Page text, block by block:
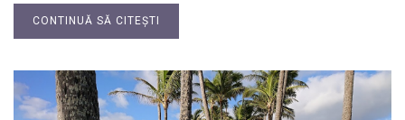
CONTINUĂ SĂ CITEȘTI